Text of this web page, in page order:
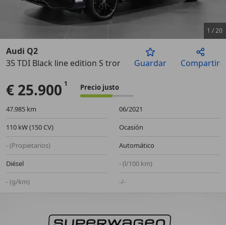
Anterior
1 /20
Audi Q2
35 TDI Black line edition S tronic 110kW
Guardar Compartir
€ 25.900 Precio justo
47.985 km
06/2021
110 kW (150 CV)
Ocasión
- (Propietarios)
Automático
Diésel
- (l/100 km)
- (g/km)
-/-